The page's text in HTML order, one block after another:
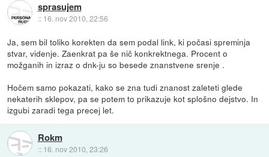
sprasujem
:: 16. nov 2010, 22:56
Ja, sem bil toliko korekten da sem podal link, ki počasi spreminja
stvar, videnje. Zaenkrat pa še nič konkrektnega. Procent o
možganih in izraz o dnk-ju so besede znanstvene srenje .
Hočem samo pokazati, kako se zna tudi znanost zaleteti glede
nekaterih sklepov, pa se potem to prikazuje kot splošno dejstvo. In
izgubi zaradi tega precej let.
Rokm
:: 16. nov 2010, 23:26